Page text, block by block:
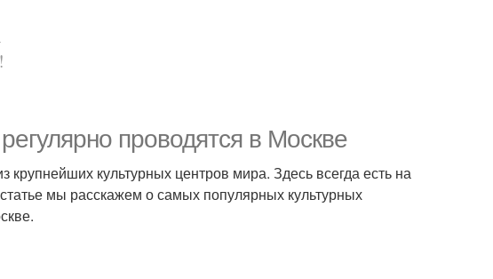
проводятся в Москве
культурных центров мира. Здесь всегда есть на
мы расскажем о самых популярных культурных